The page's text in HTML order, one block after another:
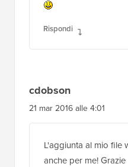
Rispondi
cdobson
21 mar 2016 alle 4:01
L'aggiunta al mio file
anche per me!